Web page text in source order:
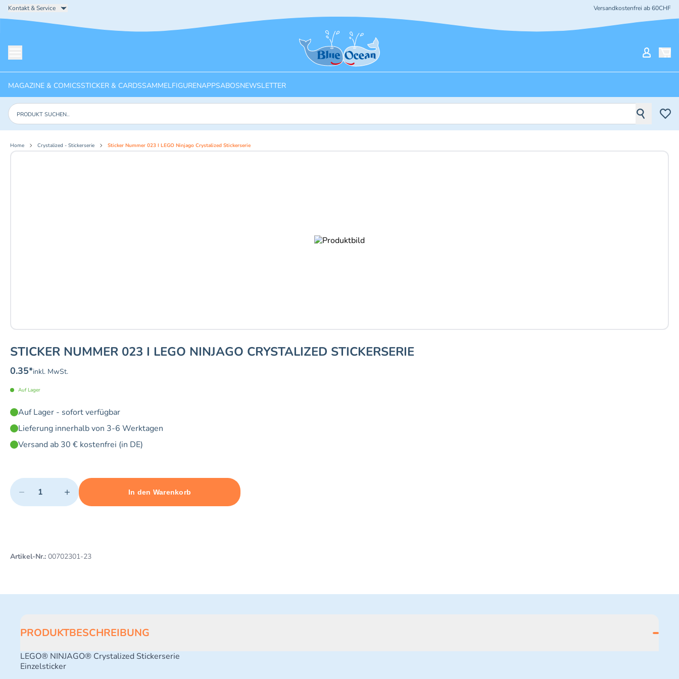
Kontakt & Service Versandkostenfrei ab 60CHF
Startseite
MAGAZINE & COMICSSTICKER & CARDSSAMMELFIGURENAPPSABOSNEWSLETTER
Produkte suchen
Home Crystalized - Stickerserie Sticker Nummer 023 I LEGO Ninjago Crystalized Stickerserie
STICKER NUMMER 023 I LEGO NINJAGO CRYSTALIZED STICKERSERIE
0.35*inkl. MwSt.
Auf Lager
Auf Lager - sofort verfügbar
Lieferung innerhalb von 3-6 Werktagen
Versand ab 30 € kostenfrei (in DE)
Quantity
− +
Minimum quantity: 1 Maximum quantity: 3
In den Warenkorb
Add 1 item to cart
Artikel-Nr.: 00702301-23
PRODUKTBESCHREIBUNG
LEGO® NINJAGO® Crystalized Stickerserie
Einzelsticker